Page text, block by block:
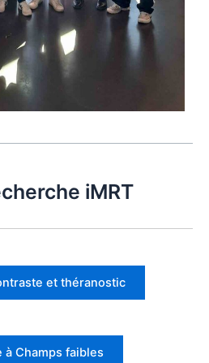
iMRT
et théranostic
à Champs faibles